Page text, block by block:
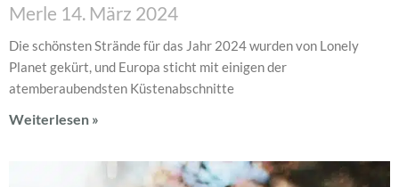
Merle 14. März 2024
Die schönsten Strände für das Jahr 2024 wurden von Lonely
Planet gekürt, und Europa sticht mit einigen der
atemberaubendsten Küstenabschnitte
Weiterlesen »